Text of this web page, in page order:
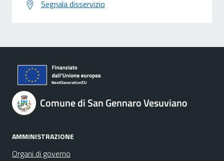
Segnala disservizio
Comune di San Gennaro Vesuviano
AMMINISTRAZIONE
Organi di governo